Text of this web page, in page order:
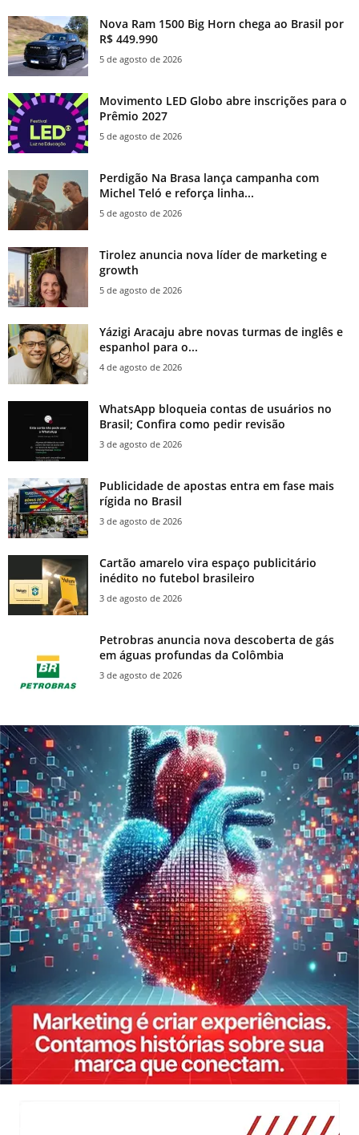
Nova Ram 1500 Big Horn chega ao Brasil por
R$ 449.990
5 de agosto de 2026
Movimento LED Globo abre inscrições para o
Prêmio 2027
5 de agosto de 2026
Perdigão Na Brasa lança campanha com
Michel Teló e reforça linha...
5 de agosto de 2026
Tirolez anuncia nova líder de marketing e
growth
5 de agosto de 2026
Yázigi Aracaju abre novas turmas de inglês e
espanhol para o...
4 de agosto de 2026
WhatsApp bloqueia contas de usuários no
Brasil; Confira como pedir revisão
3 de agosto de 2026
Publicidade de apostas entra em fase mais
rígida no Brasil
3 de agosto de 2026
Cartão amarelo vira espaço publicitário
inédito no futebol brasileiro
3 de agosto de 2026
Petrobras anuncia nova descoberta de gás
em águas profundas da Colômbia
3 de agosto de 2026